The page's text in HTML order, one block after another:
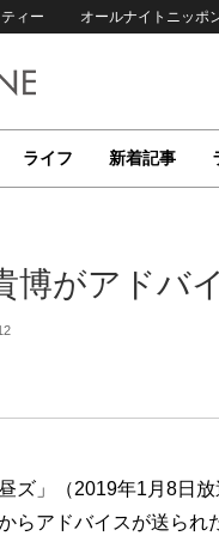
ィー オールナイトニッポ
ライフ 新着記事
博がアドバ
ズ」（2019年1月8日
らアドバイスが送られ